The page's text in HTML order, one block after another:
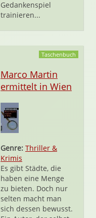
Gedankenspiel
trainieren...
Taschenbuch
Marco Martin
ermittelt in Wien
Genre: Thriller &
Krimis
Es gibt Städte, die
haben eine Menge
zu bieten. Doch nur
selten macht man
sich dessen bewusst.